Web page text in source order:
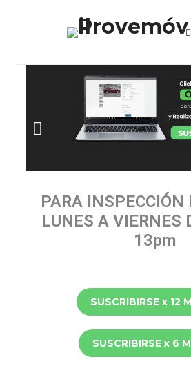
PARA INSPECCIÓN
LUNES A VIERNES
13pm
SUSCRIBIRSE x 12
SUSCRIBIRSE x 6